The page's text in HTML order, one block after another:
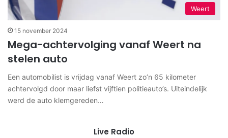
Weert
15 november 2024
Mega-achtervolging vanaf Weert na
stelen auto
Een automobilist is vrijdag vanaf Weert zo’n 65 kilometer
achtervolgd door maar liefst vijftien politieauto’s. Uiteindelijk
werd de auto klemgereden…
Live Radio